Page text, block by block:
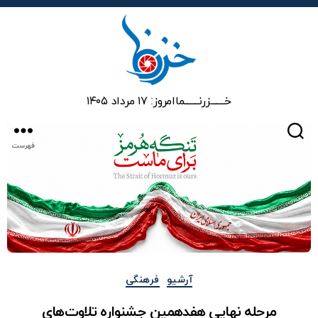
خـــــــزرنـــــــماامروز: ۱۷ مرداد ۱۴۰۵
فهرست
دسته‌ها آرشیو فرهنگی
مرحله نهایی هفدهمین جشنواره تلاوت‌های